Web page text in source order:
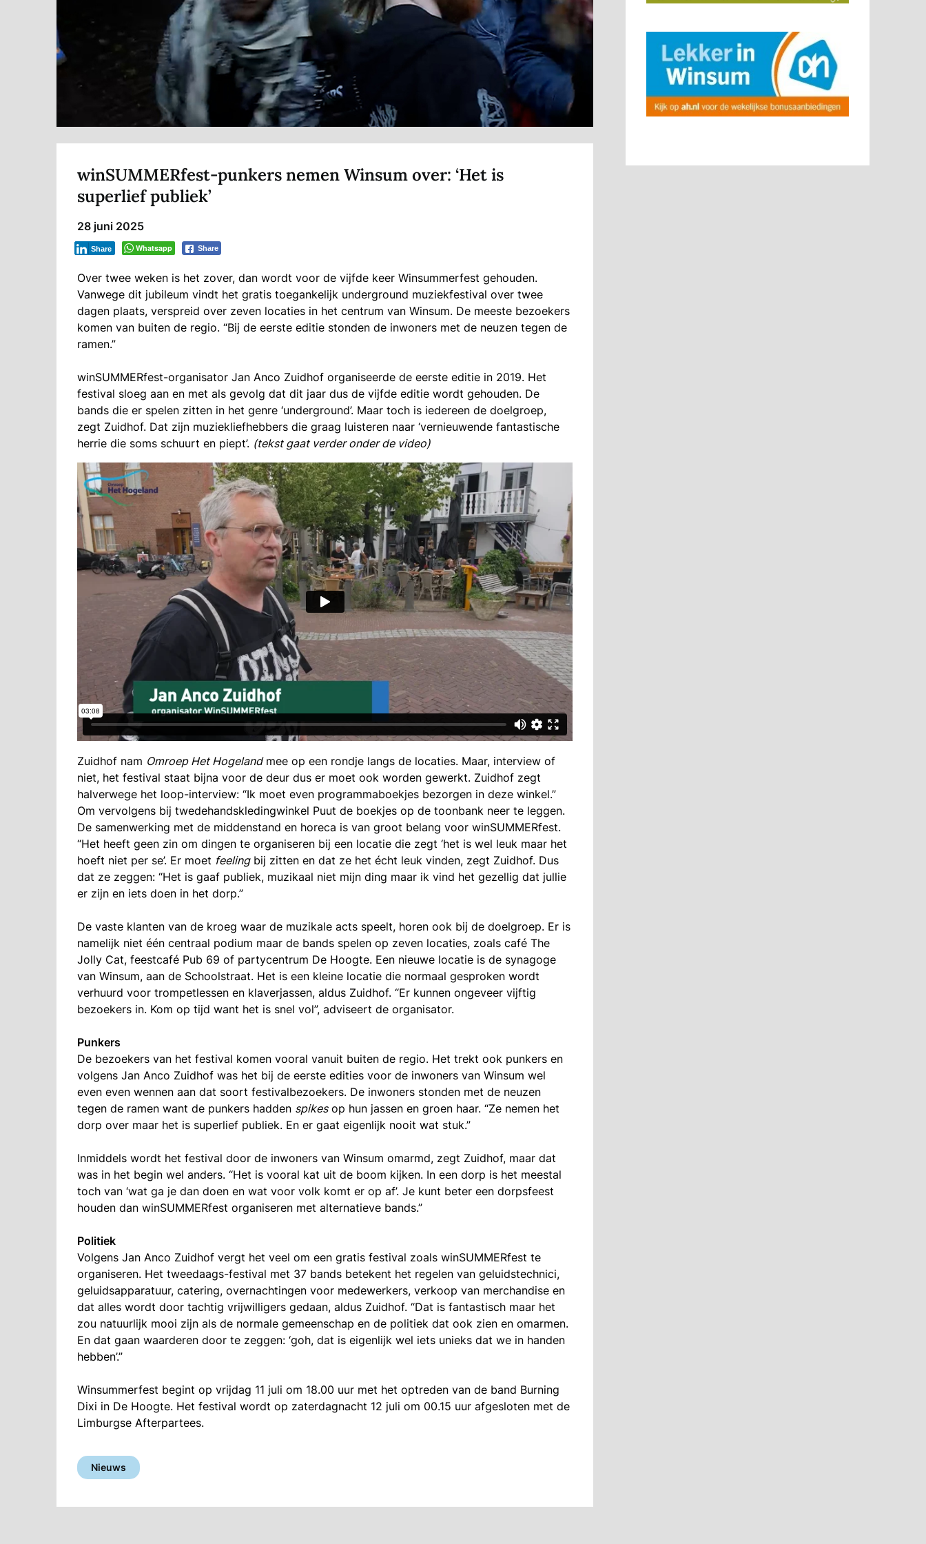
winSUMMERfest-punkers nemen Winsum over: ‘Het is
superlief publiek’
28 juni 2025
Whatsapp Share
Share
Over twee weken is het zover, dan wordt voor de vijfde keer Winsummerfest gehouden.
Vanwege dit jubileum vindt het gratis toegankelijk underground muziekfestival over twee
dagen plaats, verspreid over zeven locaties in het centrum van Winsum. De meeste bezoekers
komen van buiten de regio. “Bij de eerste editie stonden de inwoners met de neuzen tegen de
ramen.”
winSUMMERfest-organisator Jan Anco Zuidhof organiseerde de eerste editie in 2019. Het
festival sloeg aan en met als gevolg dat dit jaar dus de vijfde editie wordt gehouden. De
bands die er spelen zitten in het genre ‘underground’. Maar toch is iedereen de doelgroep,
zegt Zuidhof. Dat zijn muziekliefhebbers die graag luisteren naar ‘vernieuwende fantastische
herrie die soms schuurt en piept’. (tekst gaat verder onder de video)
Zuidhof nam Omroep Het Hogelandmee op een rondje langs de locaties. Maar, interview of
niet, het festival staat bijna voor de deur dus er moet ook worden gewerkt. Zuidhof zegt
halverwege het loop-interview: “Ik moet even programmaboekjes bezorgen in deze winkel.”
Om vervolgens bij twedehandskledingwinkel Puut de boekjes op de toonbank neer te leggen.
De samenwerking met de middenstand en horeca is van groot belang voor winSUMMERfest.
“Het heeft geen zin om dingen te organiseren bij een locatie die zegt ‘het is wel leuk maar het
hoeft niet per se’. Er moet feelingbij zitten en dat ze het écht leuk vinden, zegt Zuidhof. Dus
dat ze zeggen: “Het is gaaf publiek, muzikaal niet mijn ding maar ik vind het gezellig dat jullie
er zijn en iets doen in het dorp.”
De vaste klanten van de kroeg waar de muzikale acts speelt, horen ook bij de doelgroep. Er is
namelijk niet één centraal podium maar de bands spelen op zeven locaties, zoals café The
Jolly Cat, feestcafé Pub 69 of partycentrum De Hoogte. Een nieuwe locatie is de synagoge
van Winsum, aan de Schoolstraat. Het is een kleine locatie die normaal gesproken wordt
verhuurd voor trompetlessen en klaverjassen, aldus Zuidhof. “Er kunnen ongeveer vijftig
bezoekers in. Kom op tijd want het is snel vol”, adviseert de organisator.
Punkers
De bezoekers van het festival komen vooral vanuit buiten de regio. Het trekt ook punkers en
volgens Jan Anco Zuidhof was het bij de eerste edities voor de inwoners van Winsum wel
even even wennen aan dat soort festivalbezoekers. De inwoners stonden met de neuzen
tegen de ramen want de punkers hadden spikesop hun jassen en groen haar. “Ze nemen het
dorp over maar het is superlief publiek. En er gaat eigenlijk nooit wat stuk.”
Inmiddels wordt het festival door de inwoners van Winsum omarmd, zegt Zuidhof, maar dat
was in het begin wel anders. “Het is vooral kat uit de boom kijken. In een dorp is het meestal
toch van ‘wat ga je dan doen en wat voor volk komt er op af’. Je kunt beter een dorpsfeest
houden dan winSUMMERfest organiseren met alternatieve bands.”
Politiek
Volgens Jan Anco Zuidhof vergt het veel om een gratis festival zoals winSUMMERfest te
organiseren. Het tweedaags-festival met 37 bands betekent het regelen van geluidstechnici,
geluidsapparatuur, catering, overnachtingen voor medewerkers, verkoop van merchandise en
dat alles wordt door tachtig vrijwilligers gedaan, aldus Zuidhof. “Dat is fantastisch maar het
zou natuurlijk mooi zijn als de normale gemeenschap en de politiek dat ook zien en omarmen.
En dat gaan waarderen door te zeggen: ‘goh, dat is eigenlijk wel iets unieks dat we in handen
hebben’.”
Winsummerfest begint op vrijdag 11 juli om 18.00 uur met het optreden van de band Burning
Dixi in De Hoogte. Het festival wordt op zaterdagnacht 12 juli om 00.15 uur afgesloten met de
Limburgse Afterpartees.
Nieuws